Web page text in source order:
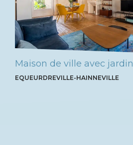
Maison de ville avec jardin
EQUEURDREVILLE-HAINNEVILLE